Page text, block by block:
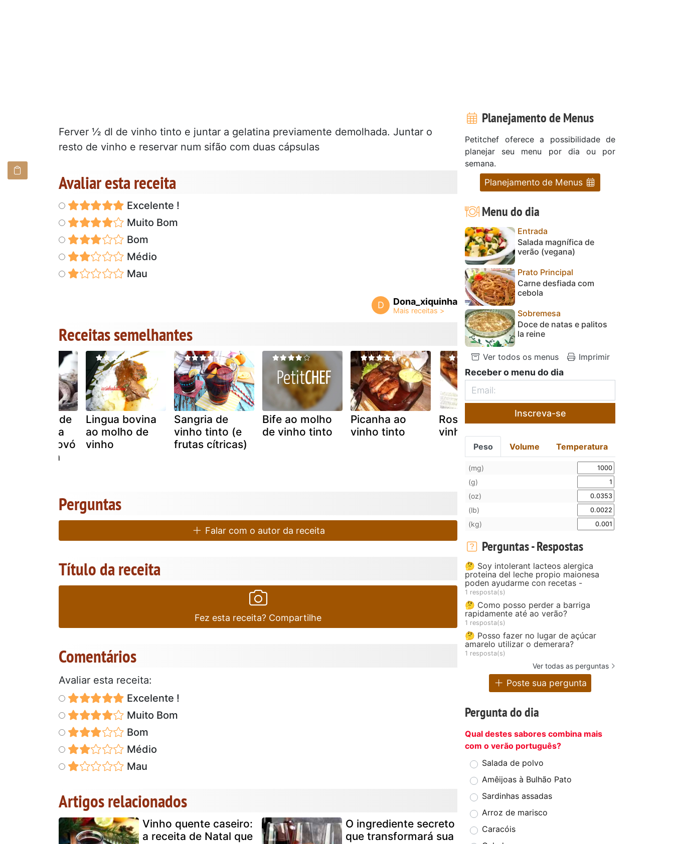
Ferver ½ dl de vinho tinto e juntar a gelatina previamente demolhada. Juntar o
resto de vinho e reservar num sifão com duas cápsulas
Avaliar esta receita
Excelente !
Muito Bom
Bom
Médio
Mau
D Dona_xiquinha
Receitas semelhantes
de
tinto: a
da vovó
encanta
Lingua bovina
ao molho de
vinho
Sangria de
vinho tinto (e
frutas cítricas)
Bife ao molho
de vinho tinto
Picanha ao
vinho tinto
Rosbife ao
vinho tinto
Contra-filé com
Perguntas
Falar com o autor da receita
Título da receita
Fez esta receita? Compartilhe
Comentários
Avaliar esta receita:
Excelente !
Muito Bom
Bom
Médio
Mau
Artigos relacionados
Vinho quente caseiro:
a receita de Natal que
O ingrediente secreto
que transformará sua
Planejamento de Menus
Petitchef oferece a possibilidade de
planejar seu menu por dia ou por
semana.
Planejamento de Menus
Menu do dia
Entrada
Salada magnífica de
verão (vegana)
Prato Principal
Carne desfiada com
cebola
Sobremesa
Doce de natas e palitos
la reine
Ver todos os menus Imprimir
Receber o menu do dia
Inscreva-se
Peso Volume Temperatura
(mg)
(g)
(oz)
(lb)
(kg)
Perguntas - Respostas
🤔 Soy intolerant lacteos alergica
proteina del leche propio maionesa
poden ayudarme con recetas -
1 resposta(s)
🤔 Como posso perder a barriga
rapidamente até ao verão?
1 resposta(s)
🤔 Posso fazer no lugar de açúcar
amarelo utilizar o demerara?
1 resposta(s)
Ver todas as perguntas
Poste sua pergunta
Pergunta do dia
Qual destes sabores combina mais
com o verão português?
Salada de polvo
Amêijoas à Bulhão Pato
Sardinhas assadas
Arroz de marisco
Caracóis